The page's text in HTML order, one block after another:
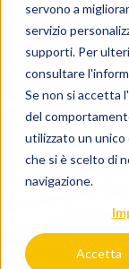
servono a
servizio
supporti. Per
consultare l'
Se non si accetta
del
utilizzato un
che si è scelto di
navigazione.
Accetta